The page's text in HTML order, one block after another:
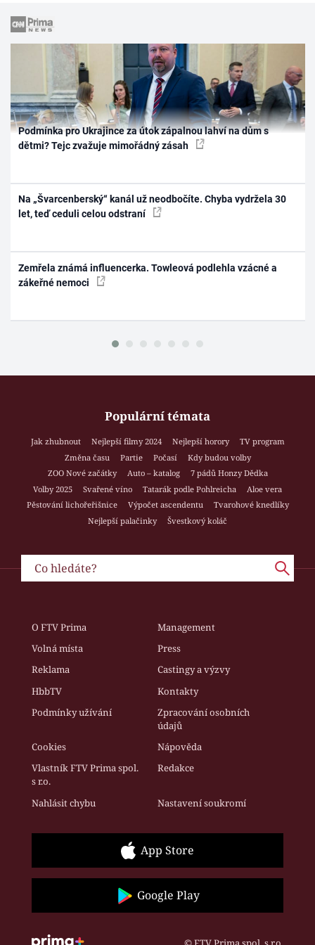
Podmínka pro Ukrajince za útok zápalnou lahví na dům s
dětmi? Tejc zvažuje mimořádný zásah
Na „Švarcenberský“ kanál už neodbočíte. Chyba vydržela 30
let, teď ceduli celou odstraní
Zemřela známá influencerka. Towleová podlehla vzácné a
zákeřné nemoci
Populární témata
Jak zhubnout Nejlepší filmy 2024 Nejlepší horory
TV program
Změna času
Partie Počasí
Kdy budou volby
ZOO Nové začátky
Auto – katalog
7 pádů Honzy Dědka
Volby 2025
Svařené víno Tatarák podle Pohlreicha
Aloe vera
Pěstování lichořeřišnice
Výpočet ascendentu
Tvarohové knedlíky
Nejlepší palačinky
Švestkový koláč
O FTV Prima
Management
Volná místa
Press
Reklama
Castingy a výzvy
HbbTV
Kontakty
Podmínky užívání
Zpracování osobních
údajů
Cookies
Nápověda
Vlastník FTV Prima spol.
s r.o.
Redakce
Nahlásit chybu Nastavení soukromí
App Store
Google Play